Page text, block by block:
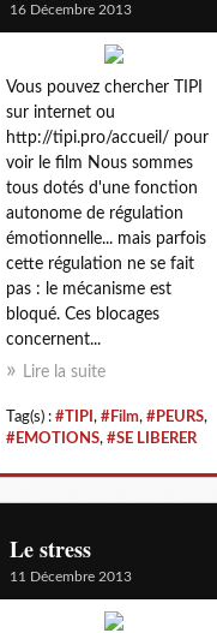
16 Décembre 2013
Vous pouvez chercher TIPI
sur internet ou
http://tipi.pro/accueil/ pour
voir le film Nous sommes
tous dotés d'une fonction
autonome de régulation
émotionnelle... mais parfois
cette régulation ne se fait
pas : le mécanisme est
bloqué. Ces blocages
concernent...
Lire la suite
Tag(s) : #TIPI , #Film, #PEURS,
#EMOTIONS, #SE LIBERER
Le stress
11 Décembre 2013